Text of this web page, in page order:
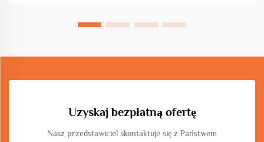
Uzyskaj bezpłatną ofertę
Nasz przedstawiciel skontaktuje się z Państwem